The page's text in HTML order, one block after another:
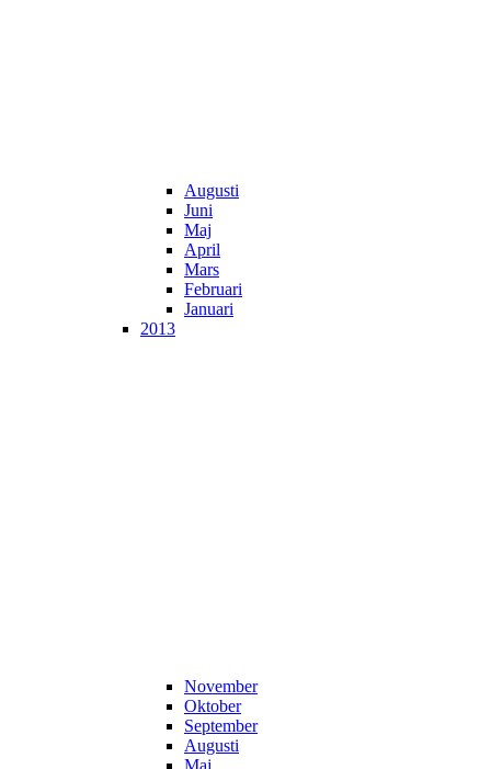
Augusti
Juni
Maj
April
Mars
Februari
Januari
2013
November
Oktober
September
Augusti
Maj